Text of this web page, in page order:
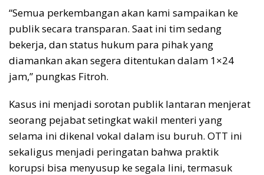
“Semua perkembangan akan kami sampaikan ke
publik secara transparan. Saat ini tim sedang
bekerja, dan status hukum para pihak yang
diamankan akan segera ditentukan dalam 1×24
jam,” pungkas Fitroh.
Kasus ini menjadi sorotan publik lantaran menjerat
seorang pejabat setingkat wakil menteri yang
selama ini dikenal vokal dalam isu buruh. OTT ini
sekaligus menjadi peringatan bahwa praktik
korupsi bisa menyusup ke segala lini, termasuk